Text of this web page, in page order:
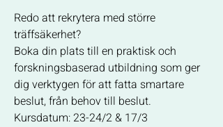
Redo att rekrytera med större
träffsäkerhet?
Boka din plats till en praktisk och
forskningsbaserad utbildning som ger
dig verktygen för att fatta smartare
beslut, från behov till beslut.
Kursdatum: 23-24/2 & 17/3